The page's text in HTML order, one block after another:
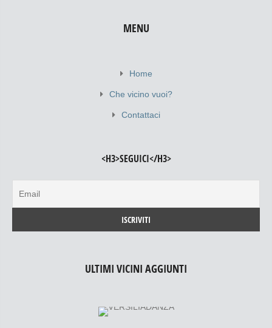
MENU
Home
Che vicino vuoi?
Contattaci
<H3>SEGUICI</H3>
ULTIMI VICINI AGGIUNTI